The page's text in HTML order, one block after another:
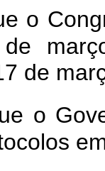
o
de
o